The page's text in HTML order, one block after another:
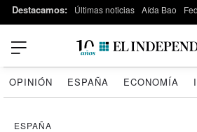
Destacamos: Últimas noticias Aída Bao
OPINIÓN ESPAÑA ECONOMÍA
ESPAÑA